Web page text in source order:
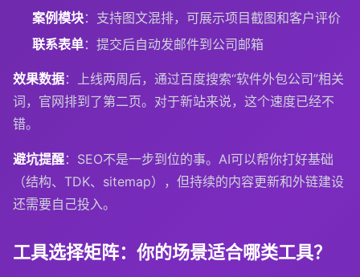
案例模块：支持图文混排，可展示项目截图和客户评价
联系表单：提交后自动发邮件到公司邮箱
效果数据：上线两周后，通过百度搜索“软件外包公司”相关
词，官网排到了第二页。对于新站来说，这个速度已经不
错。
避坑提醒：SEO不是一步到位的事。AI可以帮你打好基础
（结构、TDK、sitemap），但持续的内容更新和外链建设
还需要自己投入。
工具选择矩阵：你的场景适合哪类工具？